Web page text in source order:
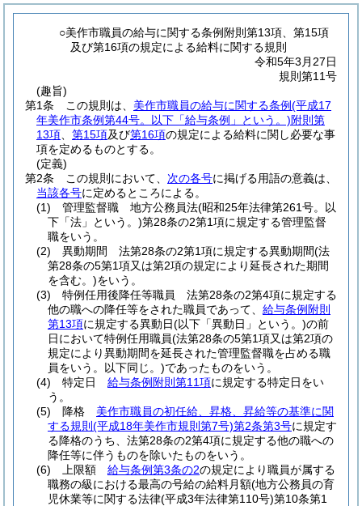
○美作市職員の給与に関する条例附則第13項、第15項
及び第16項の規定による給料に関する規則
令和5年3月27日
規則第11号
(趣旨)
第1条
この規則は、 美作市職員の給与に関する条例(平成17
年美作市条例第44号。以下「給与条例」という。)附則第
13項
第15項及び第16項の規定による給料に関し必要な事
項を定めるものとする。
(定義)
第2条
この規則において、 次の各号に掲げる用語の意義は、
当該各号に定めるところによる。
(1)
管理監督職 地方公務員法(昭和25年法律第261号。以
下「法」という。)第28条の2第1項に規定する管理監督
職をいう。
(2)
異動期間 法第28条の2第1項に規定する異動期間(法
第28条の5第1項又は第2項の規定により延長された期間
を含む。)をいう。
(3)
特例任用後降任等職員 法第28条の2第4項に規定する
他の職への降任等をされた職員であって、 給与条例附則
第13項に規定する異動日(以下「異動日」という。)の前
日において特例任用職員(法第28条の5第1項又は第2項の
規定により異動期間を延長された管理監督職を占める職
員をいう。以下同じ。)であったものをいう。
(4)
特定日 給与条例附則第11項に規定する特定日をい
う。
(5)
降格 美作市職員の初任給、昇格、昇給等の基準に関
する規則 (平成18年美作市規則第7号)第2条第3号に規定す
る降格のうち、法第28条の2第4項に規定する他の職への
降任等に伴うものを除いたものをいう。
(6)
上限額 給与条例第3条の2の規定により職員が属する
職務の級における最高の号給の給料月額(地方公務員の育
児休業等に関する法律(平成3年法律第110号)第10条第1